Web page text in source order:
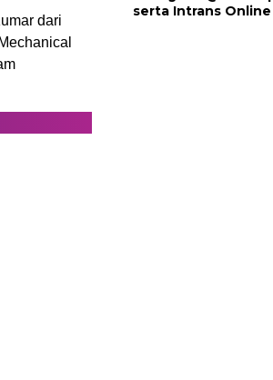
dari
serta Intrans